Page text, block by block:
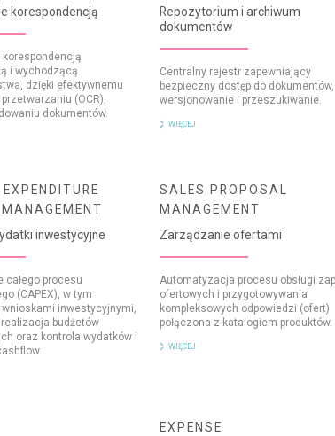
korespondencją
i wychodzącą
dzięki efektywnemu
(OCR),
dokumentów.
Repozytorium i archiwum
dokumentów
Centralny rejestr zapewniający
bezpieczny dostęp do
wersjonowanie i przeszukiwanie.
WIĘCEJ
inwestycyjne
całego procesu
(CAPEX), w tym
inwestycyjnymi,
budżetów
oraz kontrola wydatków i
SALES PROPOSAL
MANAGEMENT
Zarządzanie ofertami
Automatyzacja procesu obsługi
ofertowych i przygotowywania
kompleksowych odpowiedzi (ofert)
połączona z katalogiem produktów.
WIĘCEJ
EXPENSE